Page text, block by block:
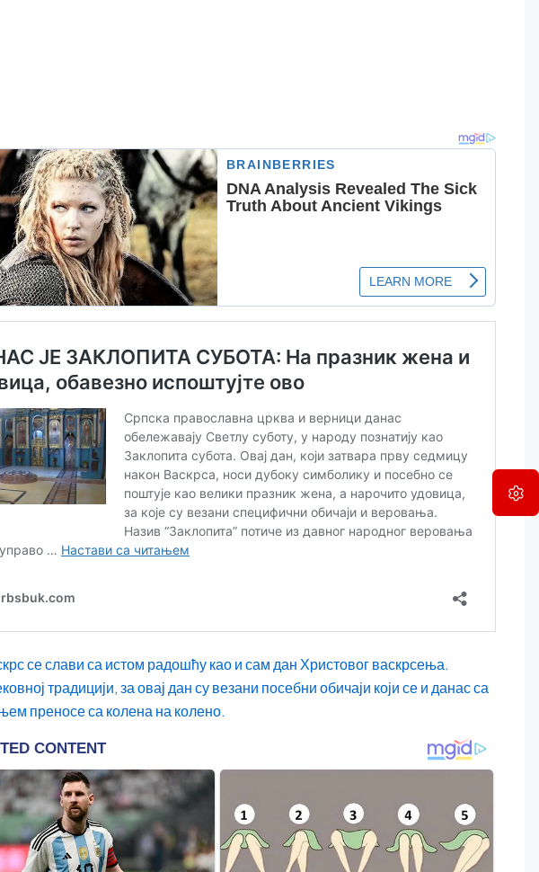
се слави са истом радошћу као и сам дан Христовог васкрсења.
традицији, за овај дан су везани посебни обичаји који се и данас са
преносе са колена на колено.